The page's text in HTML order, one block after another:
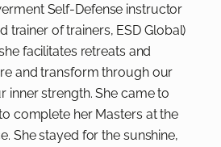
Self-Defense instructor
trainer of trainers, ESD Global)
facilitates retreats and
and transform through our
inner strength. She came to
complete her Masters at the
She stayed for the sunshine,